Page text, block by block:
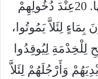
وَبَنُوهُ أَيْدِيَهُمْ وَأَرْجُلَهُمْ مِنْهَا. 20عِنْدَ دُخُولِهِمْ
لِئَلاَّ يَمُوتُوا،
لِلْخِدْمَةِ لِيُوقِدُوا
أَيْدِيَهُمْ وَأَرْجُلَهُمْ لِئَلاَّ